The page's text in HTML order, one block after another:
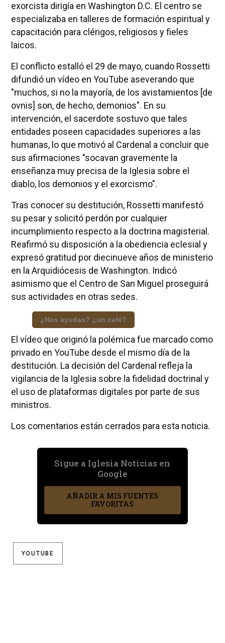
exorcista dirigía en Washington D.C. El centro se
especializaba en talleres de formación espiritual y
capacitación para clérigos, religiosos y fieles
laicos.
El conflicto estalló el 29 de mayo, cuando Rossetti
difundió un vídeo en YouTube aseverando que
"muchos, si no la mayoría, de los avistamientos [de
ovnis] son, de hecho, demonios". En su
intervención, el sacerdote sostuvo que tales
entidades poseen capacidades superiores a las
humanas, lo que motivó al Cardenal a concluir que
sus afirmaciones "socavan gravemente la
enseñanza muy precisa de la Iglesia sobre el
diablo, los demonios y el exorcismo".
Tras conocer su destitución, Rossetti manifestó
su pesar y solicitó perdón por cualquier
incumplimiento respecto a la doctrina magisterial.
Reafirmó su disposición a la obediencia eclesial y
expresó gratitud por diecinueve años de ministerio
en la Arquidiócesis de Washington. Indicó
asimismo que el Centro de San Miguel proseguirá
sus actividades en otras sedes.
¿Nos ayudas? ¿un café?
El vídeo que originó la polémica fue marcado como
privado en YouTube desde el mismo día de la
destitución. La decisión del Cardenal refleja la
vigilancia de la Iglesia sobre la fidelidad doctrinal y
el uso de plataformas digitales por parte de sus
ministros.
Los comentarios están cerrados para esta noticia.
Sigue a Iglesia Noticias en
Google
AÑADIR A MIS FUENTES
FAVORITAS
YOUTUBE